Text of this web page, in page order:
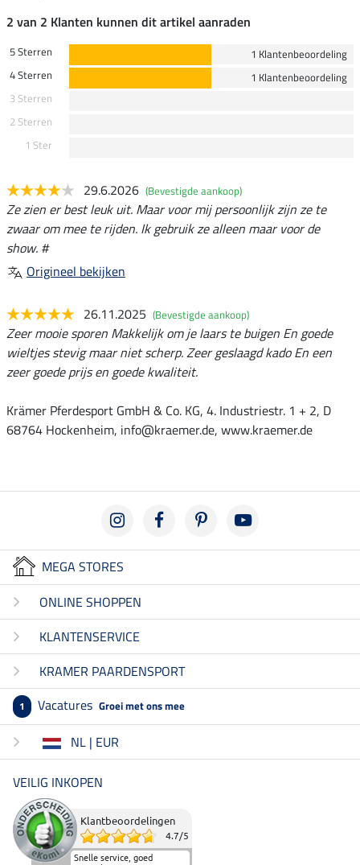
2 van 2 Klanten kunnen dit artikel aanraden
5 Sterren
1 Klantenbeoordeling
4 Sterren
1 Klantenbeoordeling
3 Sterren
2 Sterren
1 Ster
29.6.2026 (Bevestigde aankoop)
Ze zien er best leuk uit. Maar voor mij persoonlijk zijn ze te
zwaar om mee te rijden. Ik gebruik ze alleen maar voor de
show. #
Origineel bekijken
26.11.2025 (Bevestigde aankoop)
Zeer mooie sporen Makkelijk om je laars te buigen En goede
wieltjes stevig maar niet scherp. Zeer geslaagd kado En een
zeer goede prijs en goede kwaliteit.
Krämer Pferdesport GmbH & Co. KG, 4. Industriestr. 1 + 2, D
68764 Hockenheim, info@kraemer.de, www.kraemer.de
MEGA STORES
ONLINE SHOPPEN
KLANTENSERVICE
KRAMER PAARDENSPORT
1 Vacatures Groei met ons mee
NL | EUR
VEILIG INKOPEN
Klantbeoordelingen
4.7/5
Snelle service, goed